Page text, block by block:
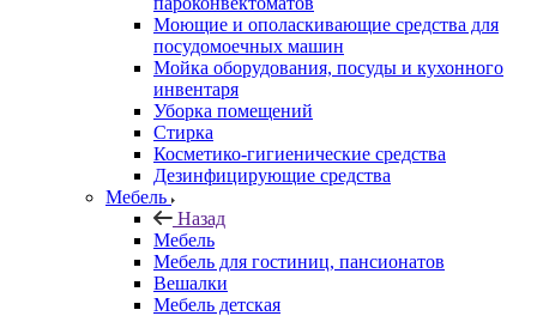
Моющие и ополаскивающие средства для
посудомоечных машин
Мойка оборудования, посуды и кухонного
инвентаря
Уборка помещений
Стирка
Косметико-гигиенические средства
Дезинфицирующие средства
Мебель
Назад
Мебель
Мебель для гостиниц, пансионатов
Вешалки
Мебель детская